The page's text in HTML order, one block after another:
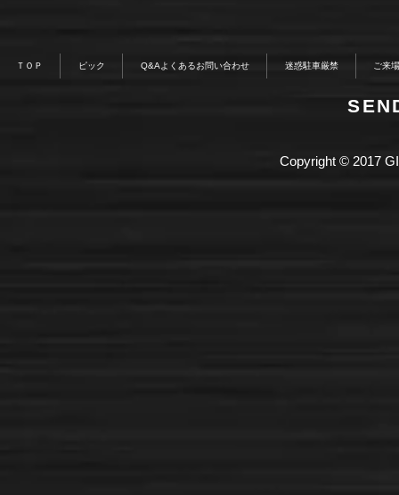
ＴＯＰ ピック Q&Aよくあるお問い合わせ 迷惑駐車厳禁 ご来
Copyright © 2017